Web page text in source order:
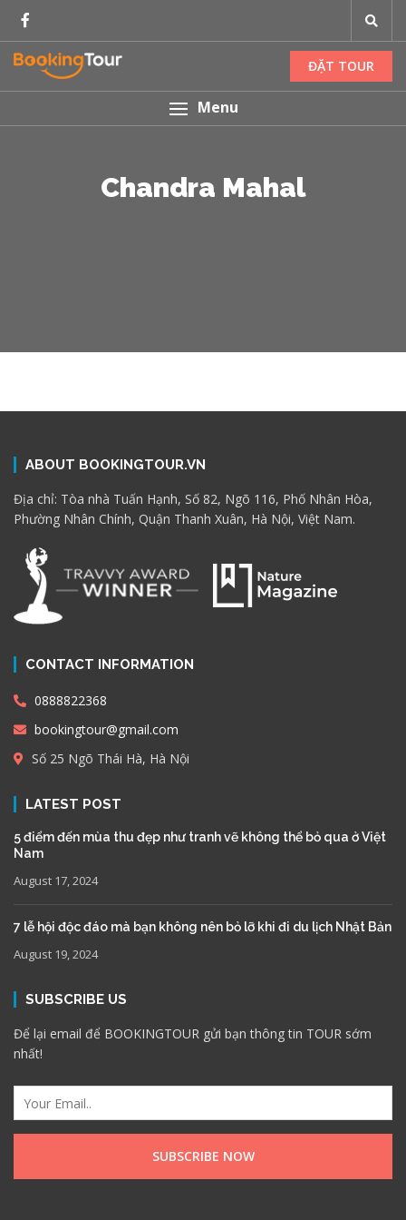
ĐẶT TOUR
Menu
Chandra Mahal
ABOUT BOOKINGTOUR.VN
Địa chỉ: Tòa nhà Tuấn Hạnh, Số 82, Ngõ 116, Phố Nhân Hòa,
Phường Nhân Chính, Quận Thanh Xuân, Hà Nội, Việt Nam.
CONTACT INFORMATION
0888822368
bookingtour@gmail.com
Số 25 Ngõ Thái Hà, Hà Nội
LATEST POST
5 điểm đến mùa thu đẹp như tranh vẽ không thể bỏ qua ở Việt
Nam
August 17, 2024
7 lễ hội độc đáo mà bạn không nên bỏ lỡ khi đi du lịch Nhật Bản
August 19, 2024
SUBSCRIBE US
Để lại email để BOOKINGTOUR gửi bạn thông tin TOUR sớm
nhất!